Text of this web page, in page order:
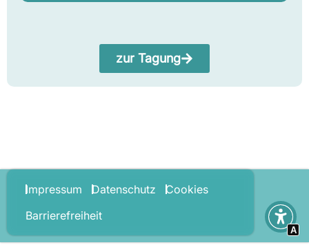
zur Tagung
Impressum Datenschutz
Cookies
Barrierefreiheit
A